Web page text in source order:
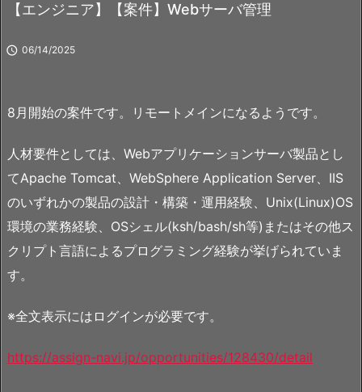
【エンジニア】【案件】Webサーバ管理
 06/14/2025
8月開始の案件です。リモートメインになるようです。
人材要件としては、Webアプリケーションサーバ製品とし
てApache Tomcat、WebSphere Application Server、IIS
のいずれかの製品の設計・構築・運用経験、Unix(Linux)OS
環境の業務経験、OSシェル(ksh/bash/sh等)またはその他ス
クリプト言語によるプログラミング経験が挙げられていま
す。
※全文表示にはログインが必要です。
https://assign-navi.jp/opportunities/128430/detail